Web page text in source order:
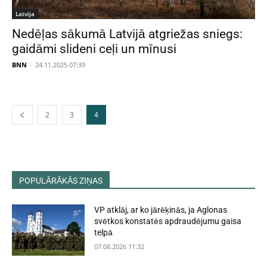
Latvija
Nedēļas sākumā Latvijā atgriežas sniegs:
gaidāmi slideni ceļi un mīnusi
BNN - 24.11.2025 07:39
2 3 4
POPULĀRĀKĀS ZIŅAS
VP atklāj, ar ko jārēķinās, ja Aglonas
svētkos konstatēs apdraudējumu gaisa
telpā
07.08.2026 11:32